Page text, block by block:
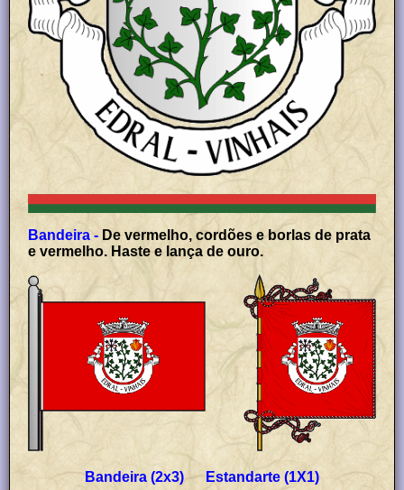
Bandeira - De vermelho, cordões e borlas de prata
e vermelho. Haste e lança de ouro.
Bandeira (2x3) Estandarte (1X1)